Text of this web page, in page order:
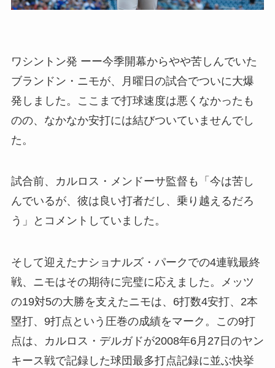
ワシントン発 ーー今季開幕からやや苦しんでいた
ブランドン・ニモが、月曜日の試合でついに大爆
発しました。ここまで打球速度は悪くなかったも
のの、なかなか安打には結びついていませんでし
た。
試合前、カルロス・メンドーサ監督も「今は苦し
んでいるが、彼は良い打者だし、乗り越えるだろ
う」とコメントしていました。
そして迎えたナショナルズ・パークでの4連戦最終
戦、ニモはその期待に完璧に応えました。メッツ
の19対5の大勝を支えたニモは、6打数4安打、2本
塁打、9打点という圧巻の成績をマーク。この9打
点は、カルロス・デルガドが2008年6月27日のヤン
キース戦で記録した球団最多打点記録に並ぶ快挙